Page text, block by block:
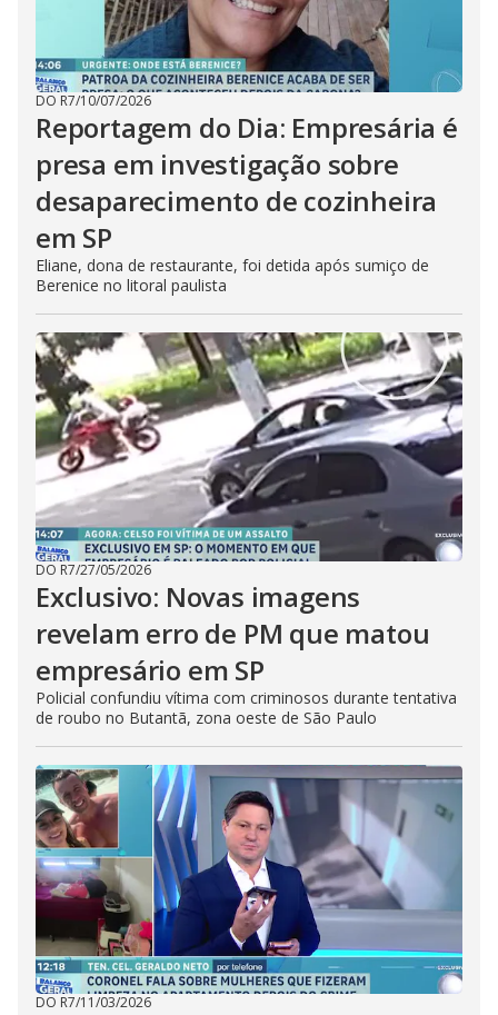
DO R7/10/07/2026
Reportagem do Dia: Empresária é
presa em investigação sobre
desaparecimento de cozinheira
em SP
Eliane, dona de restaurante, foi detida após sumiço de
Berenice no litoral paulista
DO R7/27/05/2026
Exclusivo: Novas imagens
revelam erro de PM que matou
empresário em SP
Policial confundiu vítima com criminosos durante tentativa
de roubo no Butantã, zona oeste de São Paulo
DO R7/11/03/2026